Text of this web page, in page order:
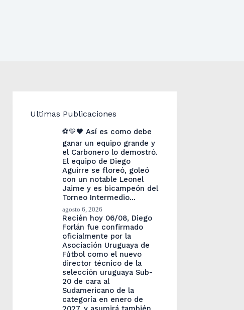
Ultimas Publicaciones
⚽💛🖤 Así es como debe
ganar un equipo grande y
el Carbonero lo demostró.
El equipo de Diego
Aguirre se floreó, goleó
con un notable Leonel
Jaime y es bicampeón del
Torneo Intermedio…
agosto 6, 2026
Recién hoy 06/08, Diego
Forlán fue confirmado
oficialmente por la
Asociación Uruguaya de
Fútbol como el nuevo
director técnico de la
selección uruguaya Sub-
20 de cara al
Sudamericano de la
categoría en enero de